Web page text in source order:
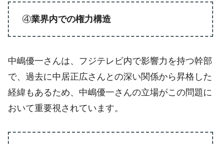
④業界内での権力構造
中嶋優一さんは、フジテレビ内で影響力を持つ幹部
で、過去に中居正広さんとの深い関係から昇格した
経緯もあるため、中嶋優一さんの立場がこの問題に
おいて重要視されています。